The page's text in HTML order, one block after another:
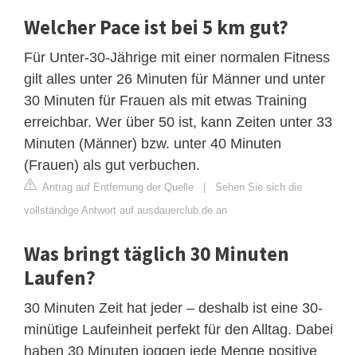
Welcher Pace ist bei 5 km gut?
Für Unter-30-Jährige mit einer normalen Fitness
gilt alles unter 26 Minuten für Männer und unter
30 Minuten für Frauen als mit etwas Training
erreichbar. Wer über 50 ist, kann Zeiten unter 33
Minuten (Männer) bzw. unter 40 Minuten
(Frauen) als gut verbuchen.
Antrag auf Entfernung der Quelle | Sehen Sie sich die
vollständige Antwort auf ausdauerclub.de an
Was bringt täglich 30 Minuten
Laufen?
30 Minuten Zeit hat jeder – deshalb ist eine 30-
minütige Laufeinheit perfekt für den Alltag. Dabei
haben 30 Minuten joggen jede Menge positive